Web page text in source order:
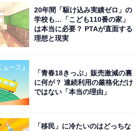
20年間「駆け込み実績ゼロ」の
学校も…「こども110番の家」
は本当に必要？ PTAが直面する
理想と現実
「青春18きっぷ」販売激減の裏
に何が？ 連続利用の厳格化だけ
ではない「本当の理由」
「移民」に冷たいのはどっちな